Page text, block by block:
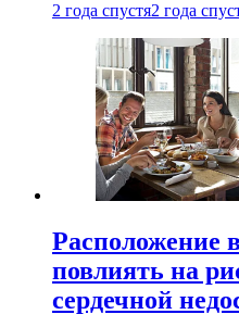
2 года спустя2 года
Расположение
повлиять на
сердечной